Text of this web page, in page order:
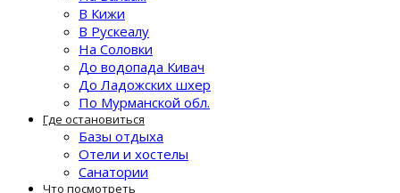
В Кижи
В Рускеалу
На Соловки
До водопада Кивач
До Ладожских шхер
По Мурманской обл.
Где остановиться
Базы отдыха
Отели и хостелы
Санатории
Что посмотреть